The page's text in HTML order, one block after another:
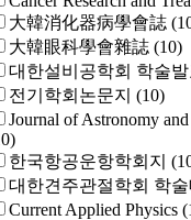
大韓消化器病學會誌
大韓眼科學會雜誌 (10)
대한설비공학회 학술
전기학회논문지 (10)
Journal of Astronomy and
한국항공운항학회지
대한견주관절학회 학
Current Applied Physics